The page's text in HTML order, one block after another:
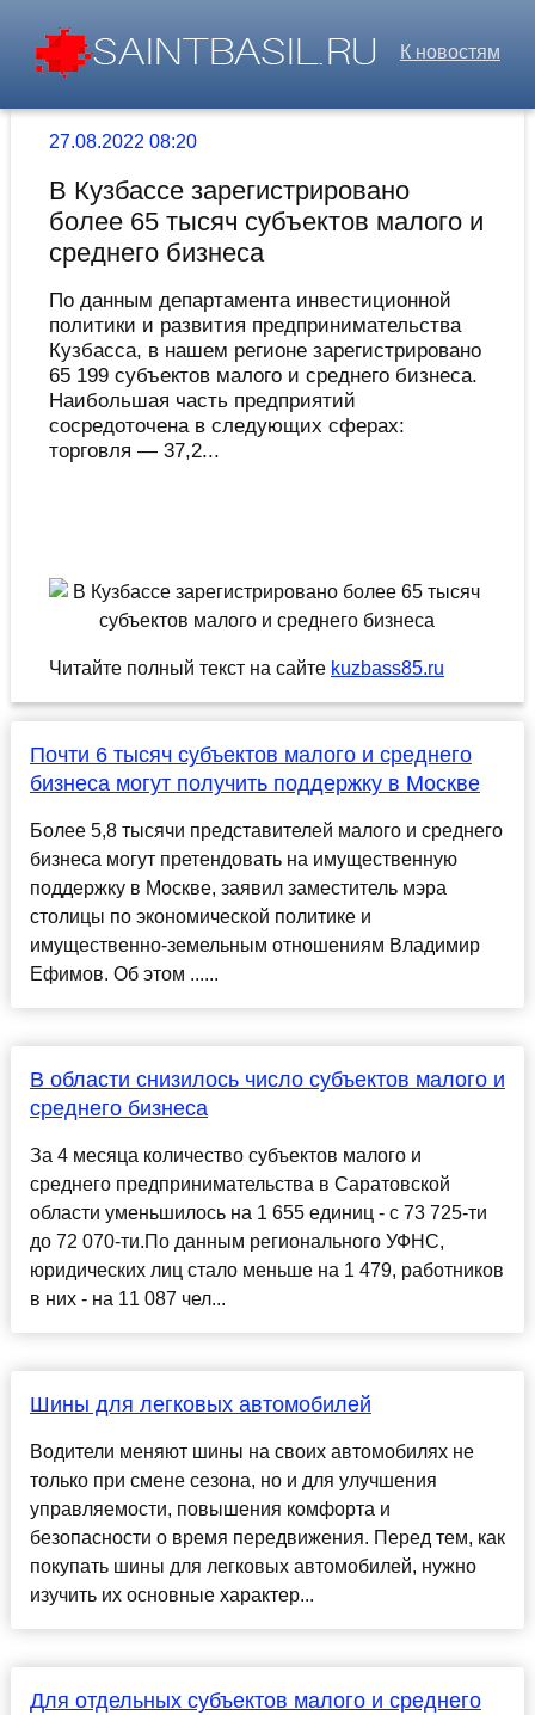
К новостям
27.08.2022 08:20
В Кузбассе зарегистрировано
более 65 тысяч субъектов малого и
среднего бизнеса
По данным департамента инвестиционной
политики и развития предпринимательства
Кузбасса, в нашем регионе зарегистрировано
65 199 субъектов малого и среднего бизнеса.
Наибольшая часть предприятий
сосредоточена в следующих сферах:
торговля — 37,2...
Читайте полный текст на сайте kuzbass85.ru
Почти 6 тысяч субъектов малого и среднего
бизнеса могут получить поддержку в Москве
Более 5,8 тысячи представителей малого и среднего
бизнеса могут претендовать на имущественную
поддержку в Москве, заявил заместитель мэра
столицы по экономической политике и
имущественно-земельным отношениям Владимир
Ефимов. Об этом ......
В области снизилось число субъектов малого и
среднего бизнеса
За 4 месяца количество субъектов малого и
среднего предпринимательства в Саратовской
области уменьшилось на 1 655 единиц - с 73 725-ти
до 72 070-ти.По данным регионального УФНС,
юридических лиц стало меньше на 1 479, работников
в них - на 11 087 чел...
Шины для легковых автомобилей
Водители меняют шины на своих автомобилях не
только при смене сезона, но и для улучшения
управляемости, повышения комфорта и
безопасности о время передвижения. Перед тем, как
покупать шины для легковых автомобилей, нужно
изучить их основные характер...
Для отдельных субъектов малого и среднего